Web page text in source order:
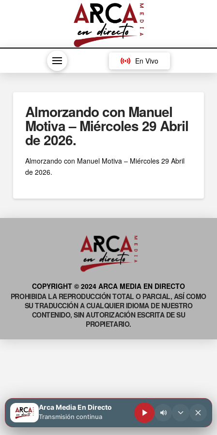
En Vivo
Almorzando con Manuel
Motiva – Miércoles 29 Abril
de 2026.
Almorzando con Manuel Motiva – Miércoles 29 Abril
de 2026.
COPYRIGHT © 2024 ARCA MEDIA EN DIRECTO
PROHIBIDA LA REPRODUCCIÓN TOTAL O PARCIAL, ASÍ COMO
SU TRADUCCIÓN A CUALQUIER IDIOMA DE NUESTRO
CONTENIDO, SIN AUTORIZACIÓN ESCRITA DE SU
PROPIETARIO.
Arca Media En Directo
Transmisión continua